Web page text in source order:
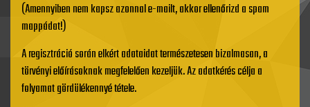
(Amennyiben nem kapsz azonnal e-mailt, akkor ellenőrizd a spam
mappádat!)
A regisztráció során elkért adataidat természetesen bizalmasan, a
törvényi előírásoknak megfelelően kezeljük. Az adatkérés célja a
folyamat gördülékennyé tétele.